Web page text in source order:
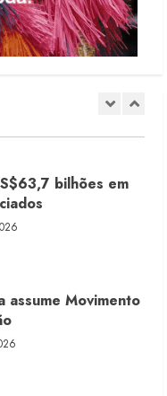
Movimento
milhões de